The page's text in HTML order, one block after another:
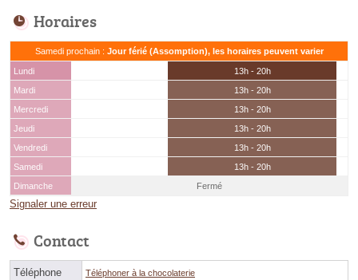
Horaires
Samedi prochain : Jour férié (Assomption), les horaires peuvent varier
Lundi
13h - 20h
Mardi
13h - 20h
Mercredi
13h - 20h
Jeudi
13h - 20h
Vendredi
13h - 20h
Samedi
13h - 20h
Dimanche
Fermé
Signaler une erreur
Contact
Téléphone Téléphoner à la chocolaterie